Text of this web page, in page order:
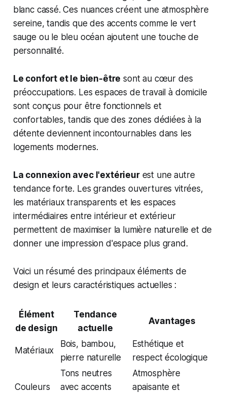
blanc cassé. Ces nuances créent une atmosphère
sereine, tandis que des accents comme le vert
sauge ou le bleu océan ajoutent une touche de
personnalité.
Le confort et le bien-être sont au cœur des
préoccupations. Les espaces de travail à domicile
sont conçus pour être fonctionnels et
confortables, tandis que des zones dédiées à la
détente deviennent incontournables dans les
logements modernes.
La connexion avec l'extérieurest une autre
tendance forte. Les grandes ouvertures vitrées,
les matériaux transparents et les espaces
intermédiaires entre intérieur et extérieur
permettent de maximiser la lumière naturelle et de
donner une impression d'espace plus grand.
Voici un résumé des principaux éléments de
design et leurs caractéristiques actuelles :
Élément
de design
Tendance
actuelle
Avantages
Matériaux
Bois, bambou,
pierre naturelle
Esthétique et
respect écologique
Couleurs
Tons neutres
avec accents
Atmosphère
apaisante et